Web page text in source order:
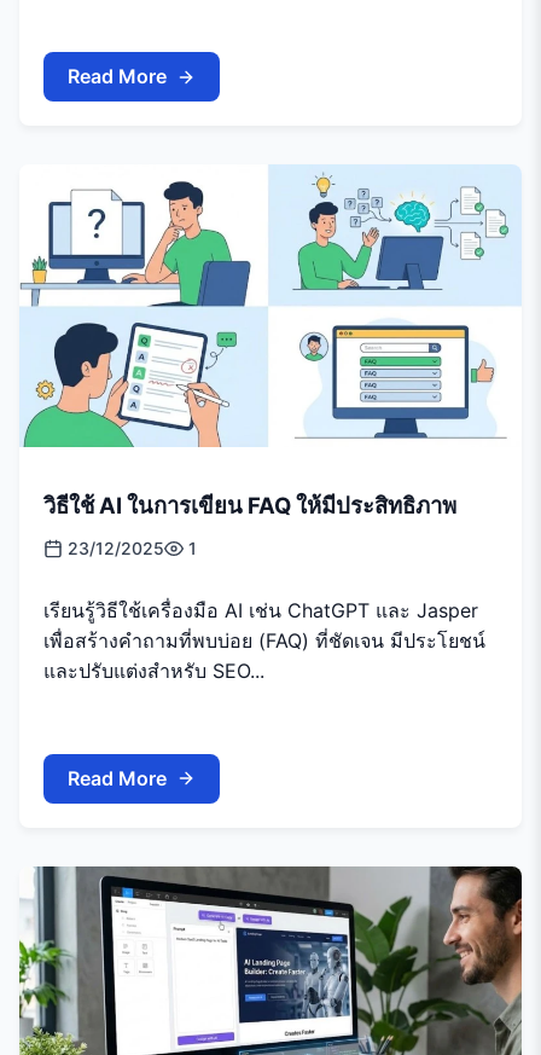
Read More
วิธีใช้ AI ในการเขียน FAQ ให้มีประสิทธิภาพ
23/12/2025 1
เรียนรู้วิธีใช้เครื่องมือ AI เช่น ChatGPT และ Jasper
เพื่อสร้างคำถามที่พบบ่อย (FAQ) ที่ชัดเจน มีประโยชน์
และปรับแต่งสำหรับ SEO...
Read More